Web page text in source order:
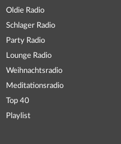
Oldie Radio
Schlager Radio
Party Radio
Lounge Radio
Weihnachtsradio
Meditationsradio
Top 40
Playlist